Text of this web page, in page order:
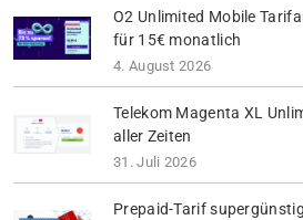
O2 Unlimited Mobile
für 15€ monatlich
4. August 2026
Telekom Magenta XL
aller Zeiten
31. Juli 2026
Prepaid-Tarif